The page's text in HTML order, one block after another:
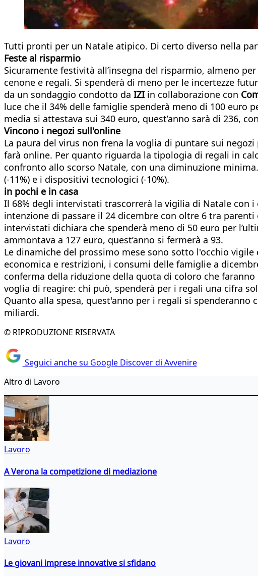
Tutti pronti per un Natale atipico. Di certo diverso nella
Feste al risparmio
Sicuramente festività all’insegna del risparmio, almeno
cenone e regali. Si spenderà di meno per le incertezze
da un sondaggio condotto da IZIin collaborazione con
luce che il 34% delle famiglie spenderà meno di 100 euro
media si attestava sui 340 euro, quest’anno sarà di 236,
Vincono i negozi sull'online
La paura del virus non frena la voglia di puntare sui
farà online. Per quanto riguarda la tipologia di regali in
confronto allo scorso Natale, con una diminuzione
(-11%) e i dispositivi tecnologici (-10%).
in pochi e in casa
Il 68% degli intervistati trascorrerà la vigilia di Natale con i
intenzione di passare il 24 dicembre con oltre 6 tra
intervistati dichiara che spenderà meno di 50 euro per
ammontava a 127 euro, quest’anno si fermerà a 93.
Le dinamiche del prossimo mese sono sotto l'occhio
economica e restrizioni, i consumi delle famiglie a
conferma della riduzione della quota di coloro che
voglia di reagire: chi può, spenderà per i regali una cifra
Quanto alla spesa, quest'anno per i regali si
miliardi.
© RIPRODUZIONE RISERVATA
Seguici anche su Google Discover di Avvenire
Altro di Lavoro
Lavoro
A Verona la competizione di mediazione
Lavoro
Le giovani imprese innovative si sfidano